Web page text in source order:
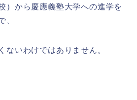
）から慶應義塾大学への進学を
、
ないわけではありません。